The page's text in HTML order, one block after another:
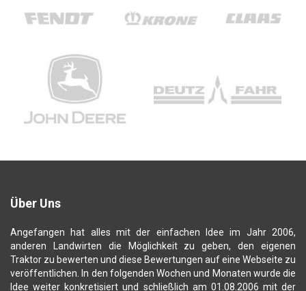
Über Uns
Angefangen hat alles mit der einfachen Idee im Jahr 2006,
anderen Landwirten die Möglichkeit zu geben, den eigenen
Traktor zu bewerten und diese Bewertungen auf eine Webseite zu
veröffentlichen. In den folgenden Wochen und Monaten wurde die
Idee weiter konkretisiert und schließlich am 01.08.2006 mit der